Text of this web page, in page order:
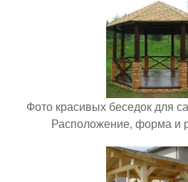
Фото красивых беседок для
Расположение, форма и